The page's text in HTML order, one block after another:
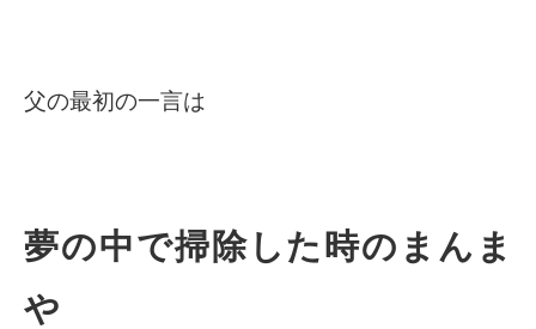
父の最初の一言は
夢の中で掃除した時のまんま
や